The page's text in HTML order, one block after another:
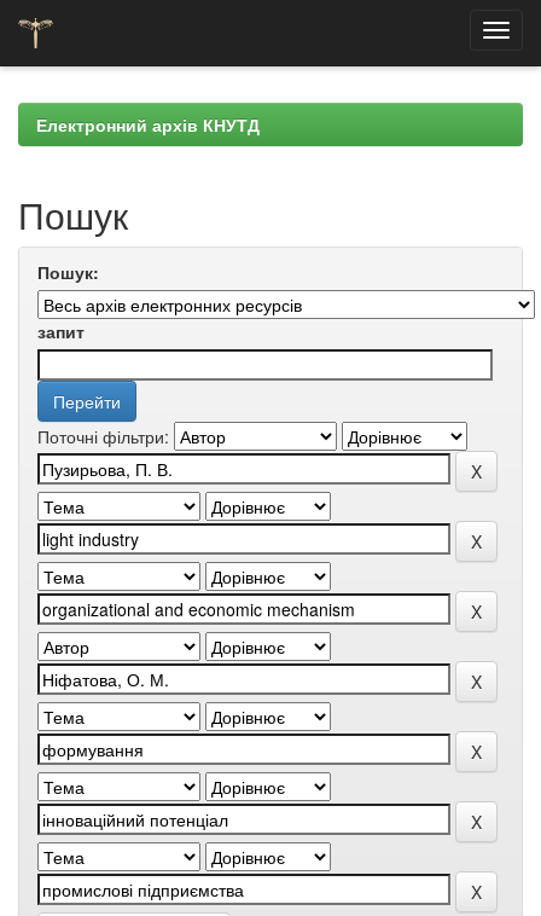
navigationЕлектронний архів КНУТД
Пошук
Пошук:
запит
Поточні фільтри: